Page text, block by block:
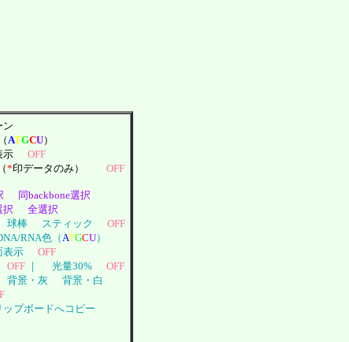
ン
ATGCU）
示
OFF
*印データのみ） OFF
同backbone選択
択
全選択
球棒 スティック
OFF
RNA色（ATGCU）
表示
OFF
OFF｜ 光量30%
OFF
背景・灰
背景・白
ップボードへコピー